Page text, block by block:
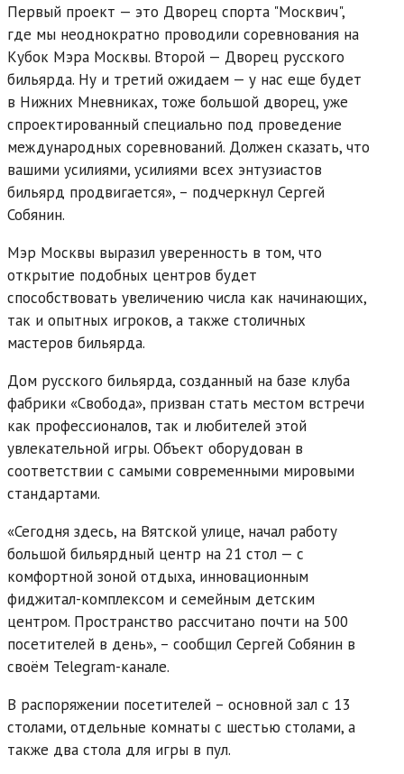
Первый проект — это Дворец спорта "Москвич",
где мы неоднократно проводили соревнования на
Кубок Мэра Москвы. Второй — Дворец русского
бильярда. Ну и третий ожидаем — у нас еще будет
в Нижних Мневниках, тоже большой дворец, уже
спроектированный специально под проведение
международных соревнований. Должен сказать, что
вашими усилиями, усилиями всех энтузиастов
бильярд продвигается», – подчеркнул Сергей
Собянин.
Мэр Москвы выразил уверенность в том, что
открытие подобных центров будет
способствовать увеличению числа как начинающих,
так и опытных игроков, а также столичных
мастеров бильярда.
Дом русского бильярда, созданный на базе клуба
фабрики «Свобода», призван стать местом встречи
как профессионалов, так и любителей этой
увлекательной игры. Объект оборудован в
соответствии с самыми современными мировыми
стандартами.
«Сегодня здесь, на Вятской улице, начал работу
большой бильярдный центр на 21 стол — с
комфортной зоной отдыха, инновационным
фиджитал-комплексом и семейным детским
центром. Пространство рассчитано почти на 500
посетителей в день», – сообщил Сергей Собянин в
своём Telegram-канале.
В распоряжении посетителей – основной зал с 13
столами, отдельные комнаты с шестью столами, а
также два стола для игры в пул.